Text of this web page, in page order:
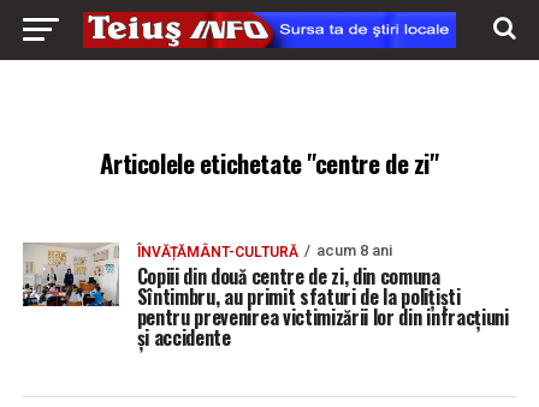
Articolele etichetate "centre de zi"
ÎNVĂȚĂMÂNT-CULTURĂ acum 8 ani
Copiii din două centre de zi, din comuna
Sîntimbru, au primit sfaturi de la poliţişti
pentru prevenirea victimizării lor din infracţiuni
şi accidente